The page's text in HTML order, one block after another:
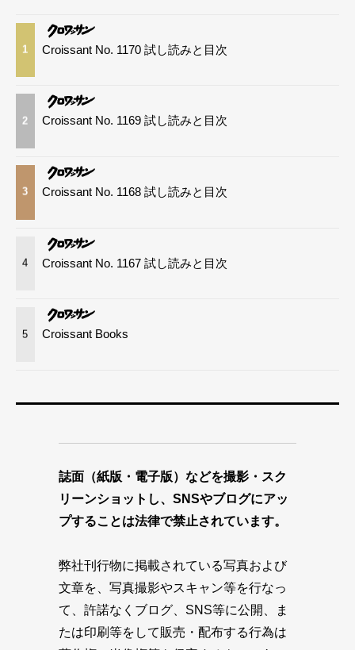
1 Croissant No. 1170 試し読みと目次
2 Croissant No. 1169 試し読みと目次
3 Croissant No. 1168 試し読みと目次
4 Croissant No. 1167 試し読みと目次
5 Croissant Books
誌面（紙版・電子版）などを撮影・スク
リーンショットし、SNSやブログにアッ
プすることは法律で禁止されています。
弊社刊行物に掲載されている写真および
文章を、写真撮影やスキャン等を行なっ
て、許諾なくブログ、SNS等に公開、ま
たは印刷等をして販売・配布する行為は